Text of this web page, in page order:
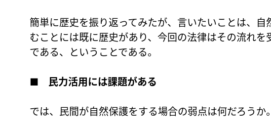
簡単に歴史を振り返ってみたが、言いたいことは、
むことには既に歴史があり、今回の法律はその流れ
である、ということである。
■ 民力活用には課題がある
では、民間が自然保護をする場合の弱点は何だろうか。